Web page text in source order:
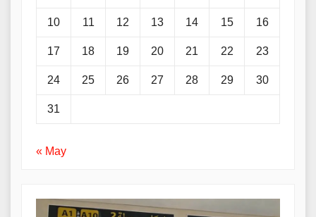
10 11 12 13 14 15 16
17 18 19 20 21 22 23
24 25 26 27 28 29 30
31
« May